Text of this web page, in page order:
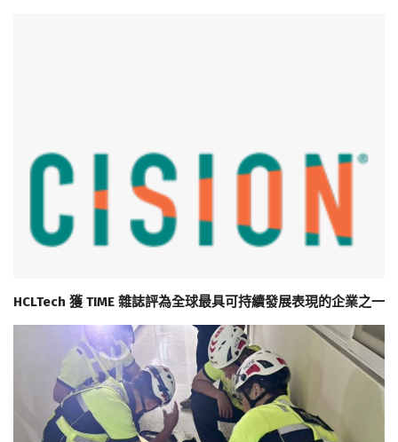
HCLTech 獲 TIME 雜誌評為全球最具可持續發展表現的企業之一